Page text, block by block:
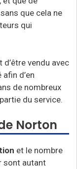
que cela ne
qui
d’être vendu avec
d’en
de nombreux
du service.
Norton
et le nombre
sont autant